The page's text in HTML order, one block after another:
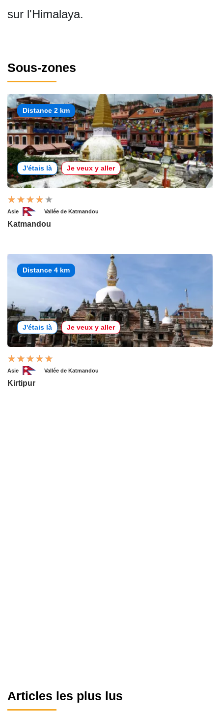
sur l'Himalaya.
Sous-zones
Distance 2 km
J'étais là Je veux y aller
Asie Vallée de Katmandou
Katmandou
Distance 4 km
J'étais là Je veux y aller
Asie Vallée de Katmandou
Kirtipur
Articles les plus lus